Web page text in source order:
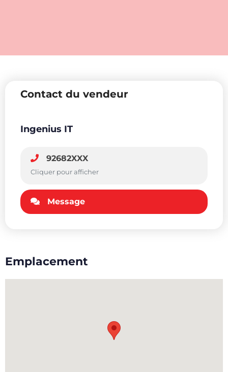
Contact du vendeur
Ingenius IT
92682XXX
Cliquer pour afficher
Message
Emplacement